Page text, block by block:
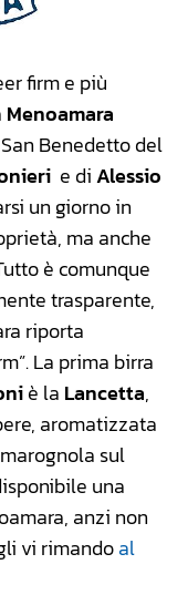
firm e più
Menoamara
Benedetto del
e diAlessio
un giorno in
ma anche
è comunque
trasparente,
riporta
La prima birra
è la Lancetta,
aromatizzata
sul
una
anzi non
vi rimandoal